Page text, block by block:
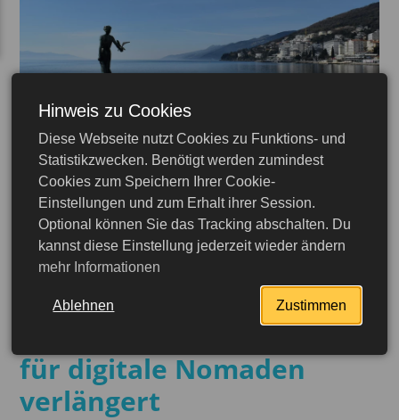
02.09.2025
Möchten Sie mit Blick auf
das Meer arbeiten?
Kroatien hat das Visum
für digitale Nomaden
verlängert
Hinweis zu Cookies
Diese Webseite nutzt Cookies zu Funktions- und
Statistikzwecken. Benötigt werden zumindest
Cookies zum Speichern Ihrer Cookie-
Einstellungen und zum Erhalt ihrer Session.
Optional können Sie das Tracking abschalten. Du
kannst diese Einstellung jederzeit wieder ändern
mehr Informationen
Ablehnen Zustimmen